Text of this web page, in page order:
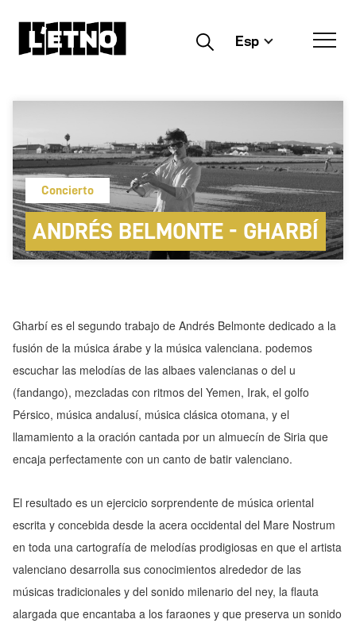
Buscar Esp
Concierto
ANDRÉS BELMONTE - GHARBÍ
Gharbí es el segundo trabajo de Andrés Belmonte dedicado a la
fusión de la música árabe y la música valenciana. podemos
escuchar las melodías de las albaes valencianas o del u
(fandango), mezcladas con ritmos del Yemen, Irak, el golfo
Pérsico, música andalusí, música clásica otomana, y el
llamamiento a la oración cantada por un almuecín de Siria que
encaja perfectamente con un canto de batir valenciano.
El resultado es un ejercicio sorprendente de música oriental
escrita y concebida desde la acera occidental del Mare Nostrum
en toda una cartografía de melodías prodigiosas en que el artista
valenciano desarrolla sus conocimientos alrededor de las
músicas tradicionales y del sonido milenario del ney, la flauta
alargada que encantaba a los faraones y que preserva un sonido